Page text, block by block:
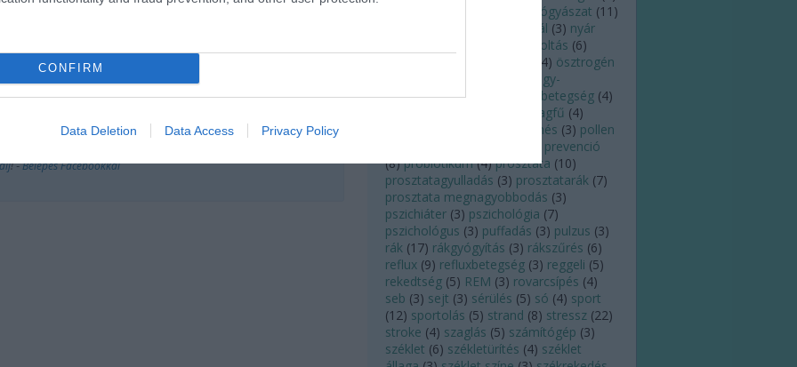
CONFIRM
Data Deletion Data Access Privacy Policy
Kifogás esetén forduljon a blog szerkesztőjéhez. Részletek a
! ‐Belépés Facebookkal
nőgyógyászat (11 )
nyál (3) nyár
oltás (6)
4) ösztrogén
pajzsmirigy-
túlműködés (5 pajzsmirigybetegség (4)
parlagfű (4)
pihenés (3) pollen
prevenció
(8) probiotikum (4) prosztata (10)
prosztatagyulladás (3) prosztatarák (7)
prosztata megnagyobbodás (3)
pszichiáter (3) pszichológia (7)
pszichológus (3) puffadás (3) pulzus (3)
rák (17) rákgyógyítás (3) rákszűrés (6)
reflux (9) refluxbetegség (3) reggeli (5)
rekedtség (5) REM (3) rovarcsípés (4)
seb (3) sejt (3) sérülés (5) só (4) sport
(12) sportolás (5) strand (8) stressz (22)
stroke (4) szaglás (5) számítógép (3)
széklet (6) székletürítés (4) széklet